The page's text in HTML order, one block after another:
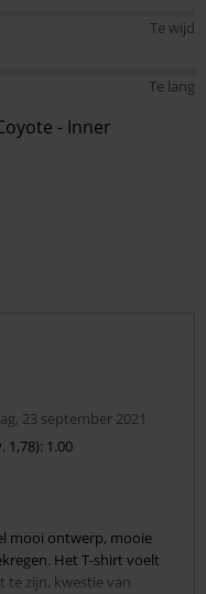
Te wijd
Te lang
- Inner
23 september 2021
1,78): 1.00
mooi ontwerp, mooie
Het T-shirt voelt
te zijn, kwestie van